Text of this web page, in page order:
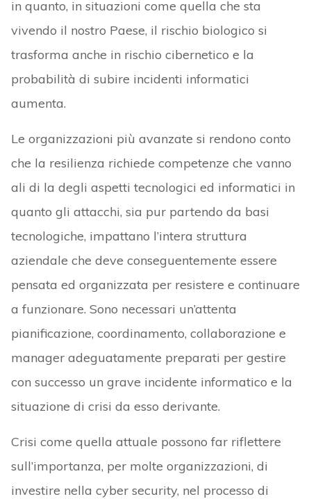
in quanto, in situazioni come quella che sta
vivendo il nostro Paese, il rischio biologico si
trasforma anche in rischio cibernetico e la
probabilità di subire incidenti informatici
aumenta.
Le organizzazioni più avanzate si rendono conto
che la resilienza richiede competenze che vanno
ali di la degli aspetti tecnologici ed informatici in
quanto gli attacchi, sia pur partendo da basi
tecnologiche, impattano l’intera struttura
aziendale che deve conseguentemente essere
pensata ed organizzata per resistere e continuare
a funzionare. Sono necessari un’attenta
pianificazione, coordinamento, collaborazione e
manager adeguatamente preparati per gestire
con successo un grave incidente informatico e la
situazione di crisi da esso derivante.
Crisi come quella attuale possono far riflettere
sull’importanza, per molte organizzazioni, di
investire nella cyber security, nel processo di